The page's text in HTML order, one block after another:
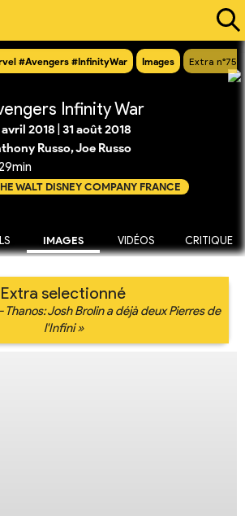
#Avengers #InfinityWar Images Extra
Infinity War
2018 31 août 2018
Russo, Joe Russo
WALT DISNEY COMPANY FRANCE
IMAGES VIDÉOS CRITIQUE
Extra selectionné
Thanos: Josh Brolin a déjà deux Pierres de
l'Infini »